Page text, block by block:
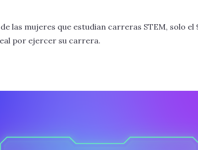
las mujeres que estudian carreras STEM, solo el
por ejercer su carrera.